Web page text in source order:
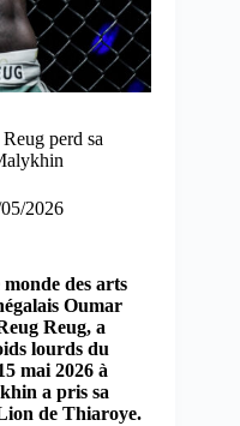
perd sa
2026
des arts
Oumar
Reug, a
lourds du
mai 2026 à
a pris sa
de Thiaroye.